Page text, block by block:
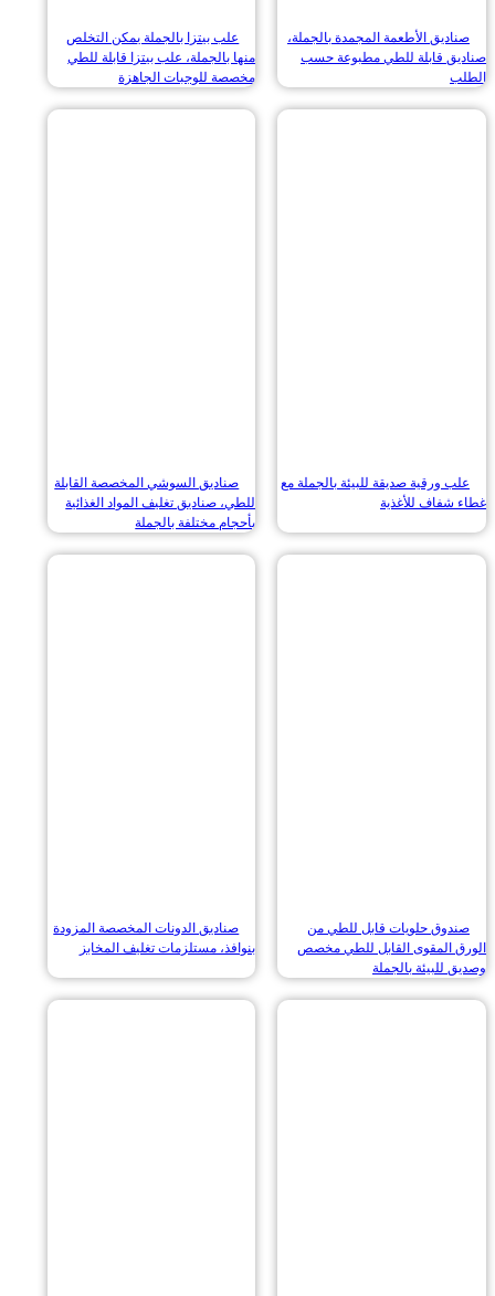
الأطعمة المجمدة بالجملة،
قابلة للطي مطبوعة حسب
علب بيتزا بالجملة يمكن التخلص
منها بالجملة، علب بيتزا قابلة للطي
مخصصة للوجبات الجاهزة
ورقية صديقة للبيئة بالجملة مع
للأغذية
صناديق السوشي المخصصة القابلة
للطي، صناديق تغليف المواد الغذائية
بأحجام مختلفة بالجملة
حلويات قابل للطي من
المقوى القابل للطي مخصص
بالجملة
صناديق الدونات المخصصة المزودة
بنوافذ، مستلزمات تغليف المخابز